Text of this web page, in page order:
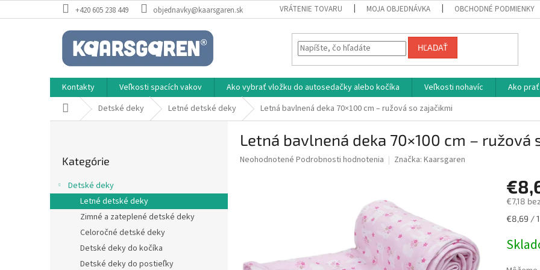
na
+420 605 238 449 objednavky@kaarsgaren.sk VRÁTENIE TOVARU MOJA OBJEDNÁVKA OBCHODNÉ PODMIENKY
HĽADAŤ
Kontakty Veľkosti spacích vakov Ako vybrať vložku do autosedačky alebo kočíka Veľkosti nohavíc Ako
DomovDetské deky Letné detské deky Letná bavlnená deka 70×100 cm – ružová so zajačikmi
p
a
kategórie
Kategórie
Detské deky
Letné detské deky
Zimné a zateplené detské deky
Celoročné detské deky
Detské deky do kočíka
Detské deky do postieľky
Letná bavlnená deka 70×100 cm – ružová
Priemerné
Neohodnotené Podrobnosti hodnotenia Značka: Kaarsgaren
€7,18
€8,69 /